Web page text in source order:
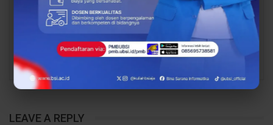
Sinergi dengan
Pemerintah Desa untuk
Sukseskan…
Explore 2026 Siap
Menginspirasi dan
Membangun…
PREV NEXT
LEAVE A REPLY